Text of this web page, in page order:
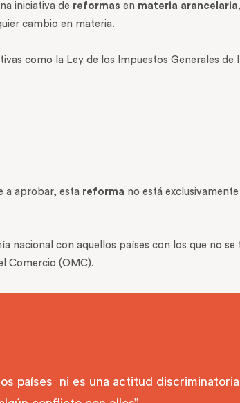
iniciativa de reformas en materia arancelaria
cambio en materia.
como la Ley de los Impuestos Generales de
a aprobar, esta reforma no está
nacional con aquellos países con los que no se
Comercio (OMC).
países ni es una actitud